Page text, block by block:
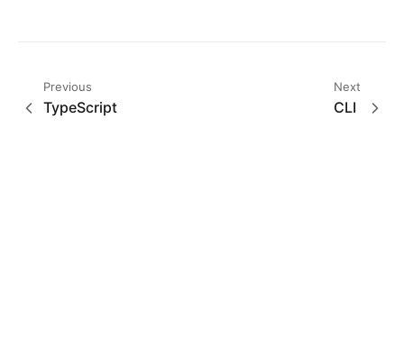
Previous
TypeScript
Next
CLI